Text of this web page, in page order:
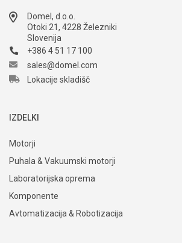
Domel, d.o.o.
Otoki 21, 4228 Železniki
Slovenija
+386 4 51 17 100
sales@domel.com
Lokacije skladišč
IZDELKI
Motorji
Puhala & Vakuumski motorji
Laboratorijska oprema
Komponente
Avtomatizacija & Robotizacija